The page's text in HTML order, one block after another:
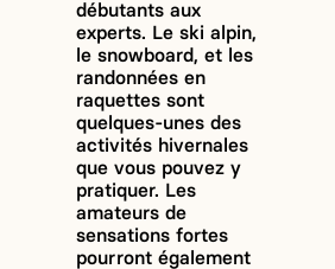
débutants aux
experts. Le ski alpin,
le snowboard, et les
randonnées en
raquettes sont
quelques-unes des
activités hivernales
que vous pouvez y
pratiquer. Les
amateurs de
sensations fortes
pourront également